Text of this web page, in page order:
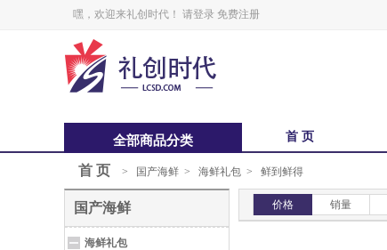
嘿，欢迎来礼创时代！ 请登录 免费注册
全部商品分类 首 页
中秋福卡
锋味
首 页 > 国产海鲜 > 海鲜礼包 > 鲜到鲜得
价格 销量
国产海鲜
海鲜礼包